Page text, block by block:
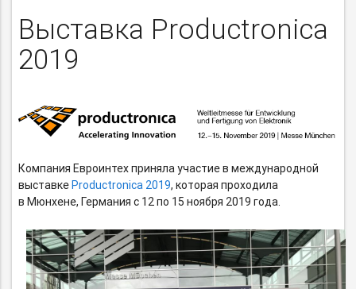
Выставка Productronica
2019
Компания Евроинтех приняла участие в международной
выставкеProductronica 2019, которая проходила
в Мюнхене, Германия с 12 по 15 ноября 2019 года.